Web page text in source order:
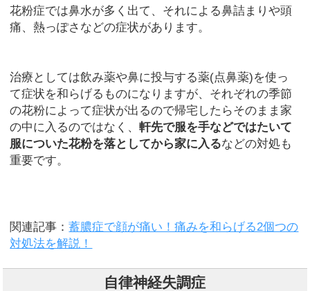
花粉症では鼻水が多く出て、それによる鼻詰まりや頭
痛、熱っぽさなどの症状があります。
治療としては飲み薬や鼻に投与する薬(点鼻薬)を使っ
て症状を和らげるものになりますが、それぞれの季節
の花粉によって症状が出るので帰宅したらそのまま家
の中に入るのではなく、軒先で服を手などではたいて
服についた花粉を落としてから家に入るなどの対処も
重要です。
関連記事：蓄膿症で顔が痛い！痛みを和らげる2個つの
対処法を解説！
自律神経失調症